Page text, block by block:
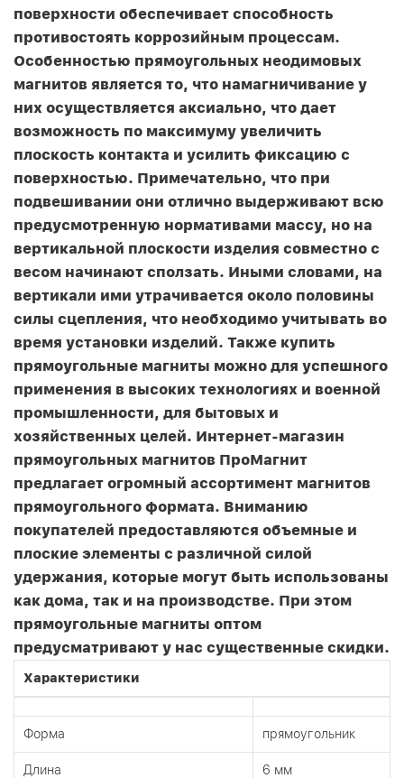
поверхности обеспечивает способность
противостоять коррозийным процессам.
Особенностью прямоугольных неодимовых
магнитов является то, что намагничивание у
них осуществляется аксиально, что дает
возможность по максимуму увеличить
плоскость контакта и усилить фиксацию с
поверхностью. Примечательно, что при
подвешивании они отлично выдерживают всю
предусмотренную нормативами массу, но на
вертикальной плоскости изделия совместно с
весом начинают сползать. Иными словами, на
вертикали ими утрачивается около половины
силы сцепления, что необходимо учитывать во
время установки изделий. Также купить
прямоугольные магниты можно для успешного
применения в высоких технологиях и военной
промышленности, для бытовых и
хозяйственных целей. Интернет-магазин
прямоугольных магнитов ПроМагнит
предлагает огромный ассортимент магнитов
прямоугольного формата. Вниманию
покупателей предоставляются объемные и
плоские элементы с различной силой
удержания, которые могут быть использованы
как дома, так и на производстве. При этом
прямоугольные магниты оптом
предусматривают у нас существенные скидки.
Характеристики
Форма прямоугольник
Длина 6 мм